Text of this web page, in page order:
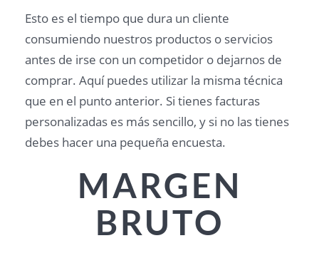
Esto es el tiempo que dura un cliente
consumiendo nuestros productos o servicios
antes de irse con un competidor o dejarnos de
comprar. Aquí puedes utilizar la misma técnica
que en el punto anterior. Si tienes facturas
personalizadas es más sencillo, y si no las tienes
debes hacer una pequeña encuesta.
MARGEN
BRUTO